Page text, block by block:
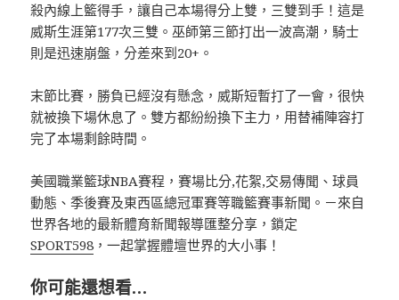
殺內線上籃得手，讓自己本場得分上雙，三雙到手！這是
威斯生涯第177次三雙。巫師第三節打出一波高潮，騎士
則是迅速崩盤，分差來到20+。
末節比賽，勝負已經沒有懸念，威斯短暫打了一會，很快
就被換下場休息了。雙方都紛紛換下主力，用替補陣容打
完了本場剩餘時間。
美國職業籃球NBA賽程，賽場比分,花絮,交易傳聞、球員
動態、季後賽及東西區總冠軍賽等職籃賽事新聞。－來自
世界各地的最新體育新聞報導匯整分享，鎖定
SPORT598 ，一起掌握體壇世界的大小事！
你可能還想看…